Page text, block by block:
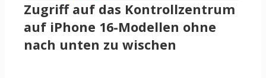
Zugriff auf das Kontrollzentrum
auf iPhone 16-Modellen ohne
nach unten zu wischen